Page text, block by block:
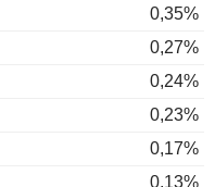
0,35%
0,27%
0,24%
0,23%
0,17%
0,13%